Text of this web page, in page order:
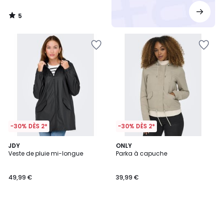
5
/
-30% DÈS 2*
JDY
Veste de pluie mi-longue
49,99 €
5
/
-30% DÈS 2*
ONLY
Parka à capuche
39,99 €
4,9
/ 5